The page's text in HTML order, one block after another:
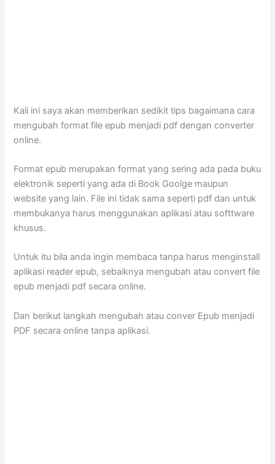
Kali ini saya akan memberikan sedikit tips bagaimana cara
mengubah format file epub menjadi pdf dengan converter
online.
Format epub merupakan format yang sering ada pada buku
elektronik seperti yang ada di Book Goolge maupun
website yang lain. File ini tidak sama seperti pdf dan untuk
membukanya harus menggunakan aplikasi atau softtware
khusus.
Untuk itu bila anda ingin membaca tanpa harus menginstall
aplikasi reader epub, sebaiknya mengubah atau convert file
epub menjadi pdf secara online.
Dan berikut langkah mengubah atau conver Epub menjadi
PDF secara online tanpa aplikasi.